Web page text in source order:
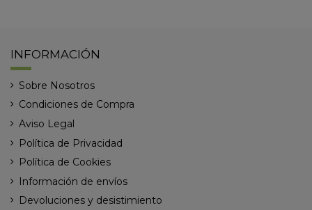
INFORMACIÓN
Sobre Nosotros
Condiciones de Compra
Aviso Legal
Política de Privacidad
Política de Cookies
Información de envíos
Devoluciones y desistimiento